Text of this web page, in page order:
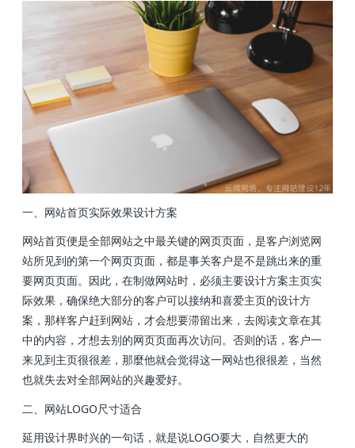
一、网站首页实际效果设计方案
网站首页便是全部网站之中最关键的网页页面，是客户浏览网
站所见到的第一个网页页面，都是事关客户是不是跳出来的重
要网页页面。因此，在制做网站时，必须主要设计方案主页实
际效果，确保绝大部分的客户可以接纳和喜爱主页的设计方
案，那样客户赶到网站，才会想要滞留出来，去阅读文章在其
中的内容，才想去别的网页页面再次访问。否则的话，客户一
来见到主页很很差，那麼他就会觉得这一网站也很很差，当然
也就失去对全部网站的兴趣爱好。
二、网站LOGO尺寸适合
延用设计界时兴的一句话，就是说LOGO要大，自然更大的